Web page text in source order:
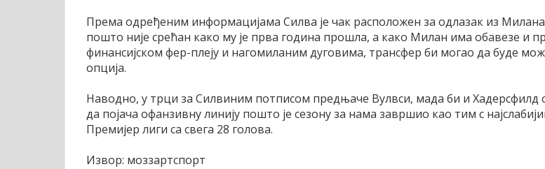
Према одређеним информацијама Силва је чак расположен за одлазак из
пошто није срећан како му је прва година прошла, а како Милан има обавезе и
финансијском фер-плеју и нагомиланим дуговима, трансфер би могао да буде
опција.
Наводно, у трци за Силвиним потписом предњаче Вулвси, мада би и
да појача офанзивну линију пошто је сезону за нама завршио као тим с
Премијер лиги са свега 28 голова.
Извор: моззартспорт